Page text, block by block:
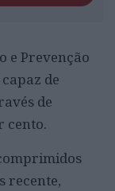
e Prevenção
capaz de
de
cento.
recente,